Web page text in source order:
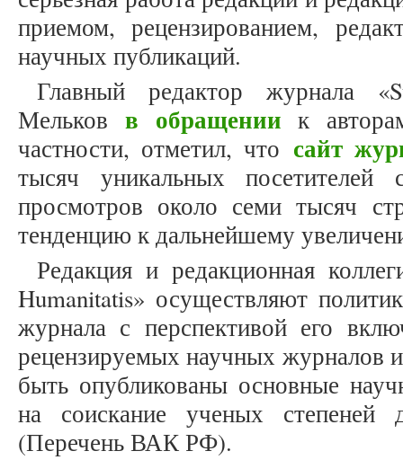
приемом, рецензированием,
научных публикаций.
Главный редактор журнала
Мельков в обращении к
частности, отметил, что сайт
тысяч уникальных
просмотров около семи тысяч
тенденцию к дальнейшему
Редакция и редакционная
Humanitatis» осуществляют
журнала с перспективой его
рецензируемых научных журналов
быть опубликованы основные
на соискание ученых степеней
(Перечень ВАК РФ).